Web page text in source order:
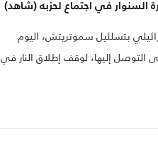
في اجتماع لحزبه (شاهد)
بتسلئيل سموتريتش، اليوم
إليها، لوقف إطلاق النار في